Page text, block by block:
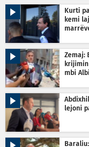
Kurti
kemi
Zemaj:
mbi
lejoni